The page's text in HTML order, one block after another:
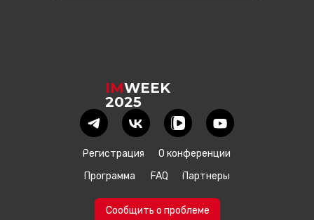
Сообщить о проблеме
IMWEEK
2025
Партнеры
FAQ
О конференции
Регистрация
Программа